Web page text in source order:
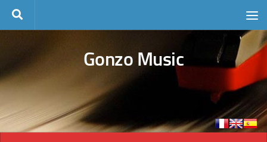
Skip to content
Gonzo Music